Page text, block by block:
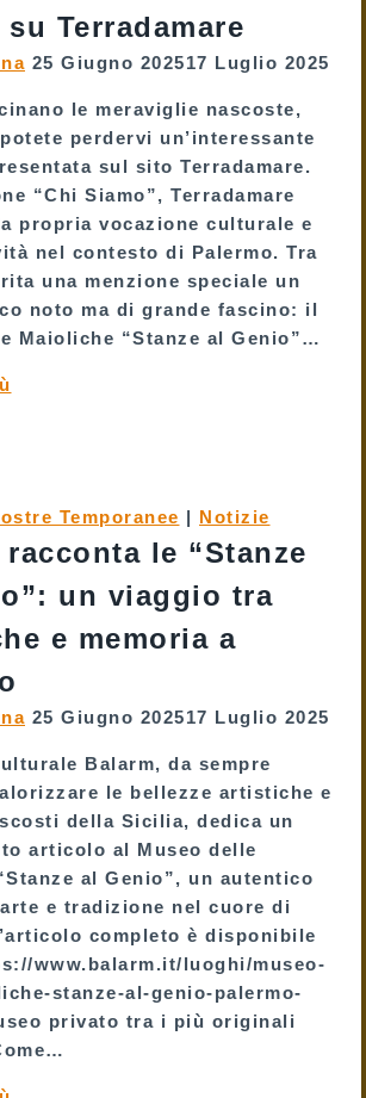
su Terradamare
25 Giugno 202517 Luglio 2025
le meraviglie nascoste,
perdervi un’interessante
sul sito Terradamare.
“Chi Siamo”, Terradamare
propria vocazione culturale e
nel contesto di Palermo. Tra
una menzione speciale un
noto ma di grande fascino: il
Maioliche “Stanze al Genio”…
Maioliche
“Stanze
al
Genio”
su
Temporanee | Notizie
racconta le “Stanze
un viaggio tra
e memoria a
25 Giugno 202517 Luglio 2025
Balarm, da sempre
le bellezze artistiche e
della Sicilia, dedica un
articolo al Museo delle
al Genio”, un autentico
e tradizione nel cuore di
completo è disponibile
www.balarm.it/luoghi/museo-
stanze-al-genio-palermo-
privato tra i più originali